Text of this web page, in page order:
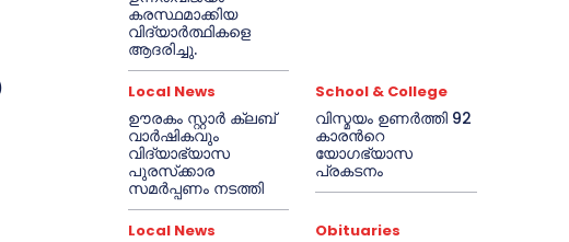
കരസ്ഥമാക്കിയ
വിദ്യാർത്ഥികളെ
ആദരിച്ചു.
Local News
ഊരകം സ്റ്റാർ ക്ലബ്
വാർഷികവും
വിദ്യാഭ്യാസ
പുരസ്‌ക്കാര
സമർപ്പണം നടത്തി
School & College
വിസ്മയം ഉണർത്തി 92
കാരൻറെ
യോഗഭ്യാസ
പ്രകടനം
Local News Obituaries